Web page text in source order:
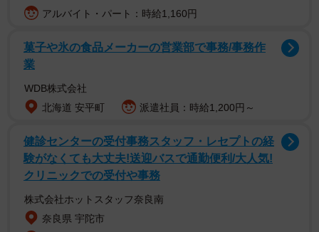
さて、瀬名を演じる有村架純は兵庫県の出身だが、「有
そのルーツは桜島の南側に位置する大隅国大隅郡有村、現
在の鹿児島市有村町である。現在ではごくわずかの住民し
か住んでいない有村地区だが、ここにはかつて温泉が湧
ったなど、桜島を代表する保養所の1つであった。
しかし、江戸中期の安永8年（1779）に起きた桜島の安永
大噴火で温泉が埋没。さらに大正3年の大正大噴火では役場
や郵便局はじめ、集落全体が桜島の溶岩によって覆われ、
アルバイト・パート：時給1,160円
菓子や氷の食品メーカーの営業部で事務/事務作
業
WDB株式会社
北海道 安平町
派遣社員：時給1,200円～
健診センターの受付事務スタッフ・レセプトの経
験がなくても大丈夫!送迎バスで通勤便利/大人気!
クリニックでの受付や事務
株式会社ホットスタッフ奈良南
奈良県 宇陀市